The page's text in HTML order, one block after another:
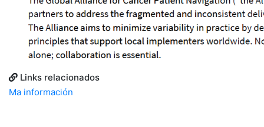
Links relacionados
Ma información